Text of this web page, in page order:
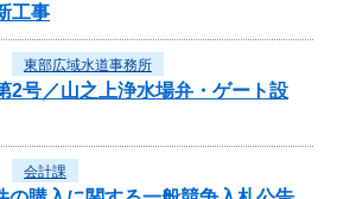
工事
東部広域水道事務所
2号／山之上浄水場弁・ゲート設
会計課